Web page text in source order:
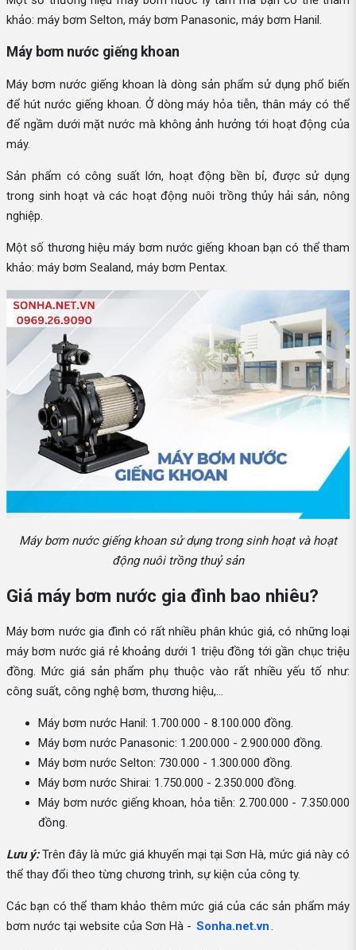
khảo: máy bơm Selton, máy bơm Panasonic, máy bơm Hanil.
Máy bơm nước giếng khoan
Máy bơm nước giếng khoan là dòng sản phẩm sử dụng phổ biến
để hút nước giếng khoan. Ở dòng máy hỏa tiễn, thân máy có thể
để ngầm dưới mặt nước mà không ảnh hưởng tới hoạt động của
máy.
Sản phẩm có công suất lớn, hoạt động bền bỉ, được sử dụng
trong sinh hoạt và các hoạt động nuôi trồng thủy hải sản, nông
nghiệp.
Một số thương hiệu máy bơm nước giếng khoan bạn có thể tham
khảo: máy bơm Sealand, máy bơm Pentax.
Máy bơm nước giếng khoan sử dụng trong sinh hoạt và hoạt
động nuôi trồng thuỷ sản
Giá máy bơm nước gia đình bao nhiêu?
Máy bơm nước gia đình có rất nhiều phân khúc giá, có những loại
máy bơm nước giá rẻ khoảng dưới 1 triệu đồng tới gần chục triệu
đồng. Mức giá sản phẩm phụ thuộc vào rất nhiều yếu tố như:
công suất, công nghệ bơm, thương hiệu,...
Máy bơm nước Hanil: 1.700.000 - 8.100.000 đồng.
Máy bơm nước Panasonic: 1.200.000 - 2.900.000 đồng.
Máy bơm nước Selton: 730.000 - 1.300.000 đồng.
Máy bơm nước Shirai: 1.750.000 - 2.350.000 đồng.
Máy bơm nước giếng khoan, hỏa tiễn: 2.700.000 - 7.350.000
đồng.
Lưu ý:Trên đây là mức giá khuyến mại tại Sơn Hà, mức giá này có
thể thay đổi theo từng chương trình, sự kiện của công ty.
Các bạn có thể tham khảo thêm mức giá của các sản phẩm máy
bơm nước tại website của Sơn Hà - Sonha.net.vn.